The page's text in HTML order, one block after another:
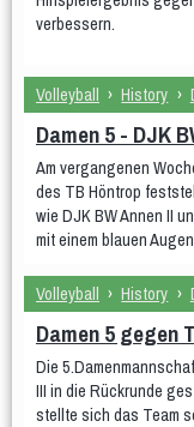
mU15
verbessern.
Volleyball › History ›
Damen 5 - DJK
Am vergangenen
des TB Höntrop
wie DJK BW Annen II
mit einem blauen
Volleyball › History ›
Damen 5 gegen
Die
III in die Rückrunde
stellte sich das Team